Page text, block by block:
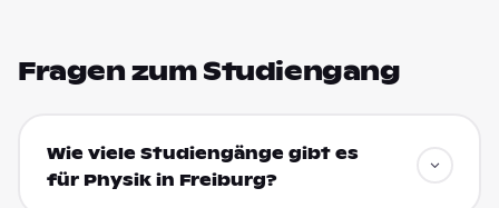
Fragen zum Studiengang
Wie viele Studiengänge gibt es
für Physik in Freiburg?